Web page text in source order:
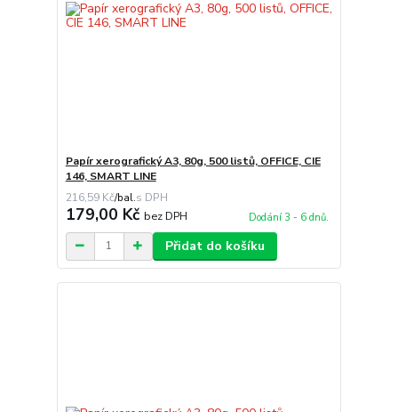
Papír xerografický A3, 80g, 500 listů, OFFICE, CIE
146, SMART LINE
216,59 Kč/bal.
179,00 Kč bez DPH Dodání 3 - 6 dnů.
Přidat do košíku